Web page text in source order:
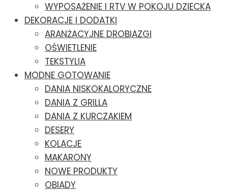
WYPOSAŻENIE I RTV W POKOJU DZIECKA
DEKORACJE I DODATKI
ARANŻACYJNE DROBIAZGI
OŚWIETLENIE
TEKSTYLIA
MODNE GOTOWANIE
DANIA NISKOKALORYCZNE
DANIA Z GRILLA
DANIA Z KURCZAKIEM
DESERY
KOLACJE
MAKARONY
NOWE PRODUKTY
OBIADY